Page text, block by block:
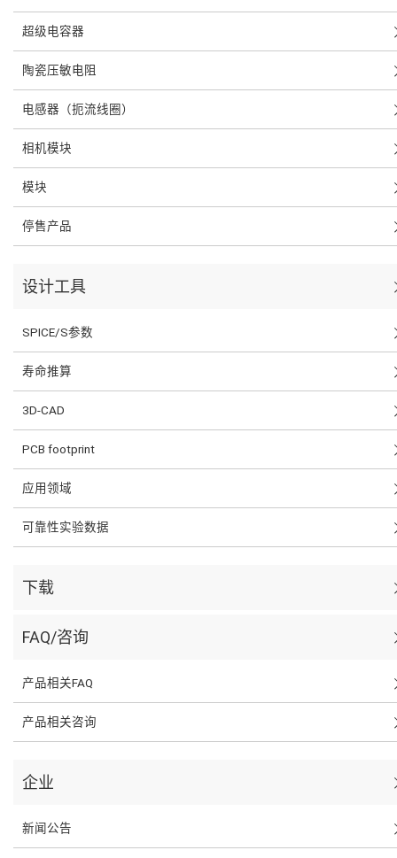
超级电容器
陶瓷压敏电阻
电感器（扼流线圈）
相机模块
模块
停售产品
设计工具
SPICE/S参数
寿命推算
3D-CAD
PCB footprint
应用领域
可靠性实验数据
下载
FAQ/咨询
产品相关FAQ
产品相关咨询
企业
新闻公告